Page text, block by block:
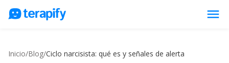
menu
Inicio/Blog/Ciclo narcisista: qué es y señales de alerta